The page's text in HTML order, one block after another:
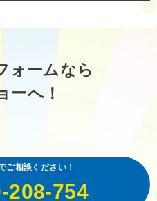
ォームなら
ーへ！
ご相談ください！
208-754